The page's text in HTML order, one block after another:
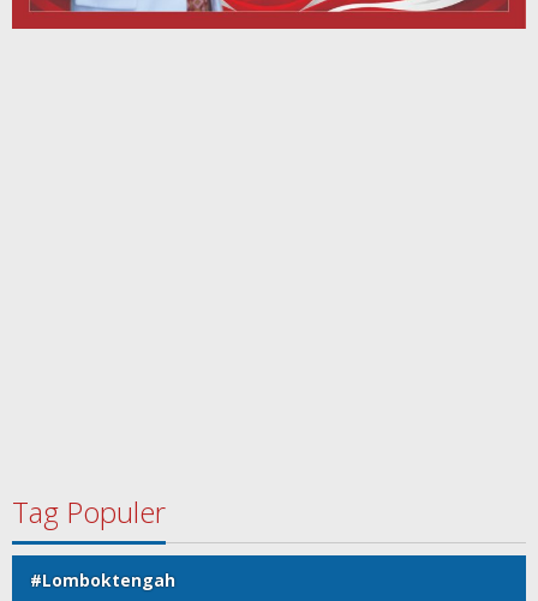
Tag Populer
#Lomboktengah